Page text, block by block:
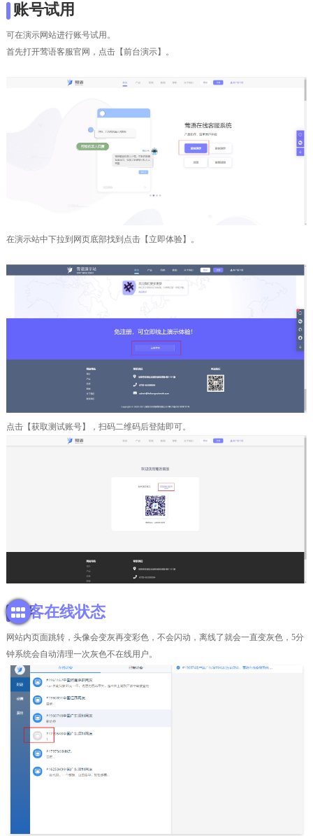
账号试用
可在演示网站进行账号试用。
首先打开莺语客服官网，点击【前台演示】。
在演示站中下拉到网页底部找到点击【立即体验】。
点击【获取测试账号】，扫码二维码后登陆即可。
访客在线状态
网站内页面跳转，头像会变灰再变彩色，不会闪动，离线了就会一直变灰色，5分
钟系统会自动清理一次灰色不在线用户。